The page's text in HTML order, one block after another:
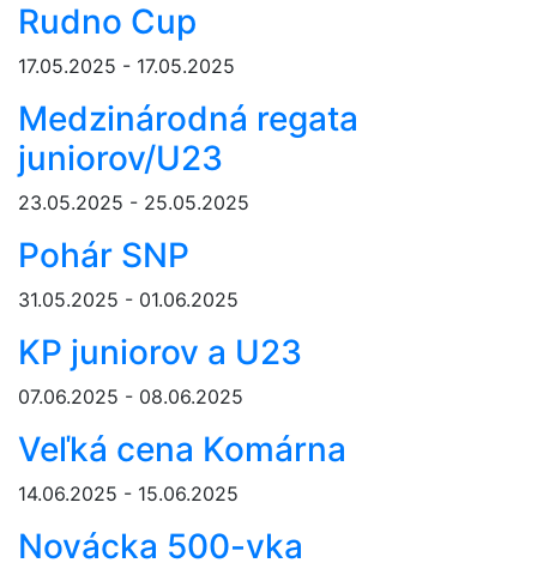
Rudno Cup
17.05.2025 - 17.05.2025
Medzinárodná regata
juniorov/U23
23.05.2025 - 25.05.2025
Pohár SNP
31.05.2025 - 01.06.2025
KP juniorov a U23
07.06.2025 - 08.06.2025
Veľká cena Komárna
14.06.2025 - 15.06.2025
Novácka 500-vka